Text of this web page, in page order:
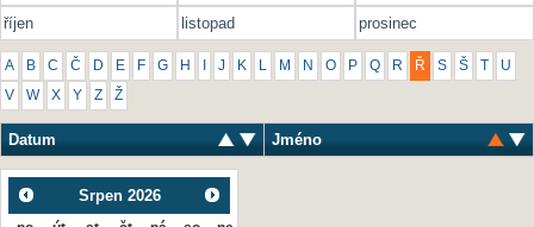
říjen
listopad prosinec
A B C Č D E F G H J K L M N O P Q R Ř S Š U
V W X Y Z Ž
Datum Jméno
Srpen 2026